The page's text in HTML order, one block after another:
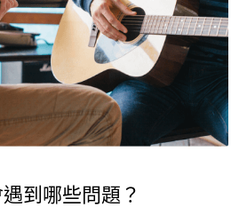
到哪些問題？